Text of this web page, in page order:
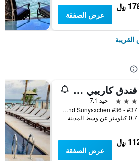
﷼
عرض الصفقة
فندق كاريبي انترناسيونال كانكون
3 نجوم
جيد 7.1
Av. Yaxchilan And Sunyaxchen #36 - #37, كانكون, ولاية كينتانا رو, المكسيك
0.7 كيلومتر عن وسط المدينة
﷼
عرض الصفقة